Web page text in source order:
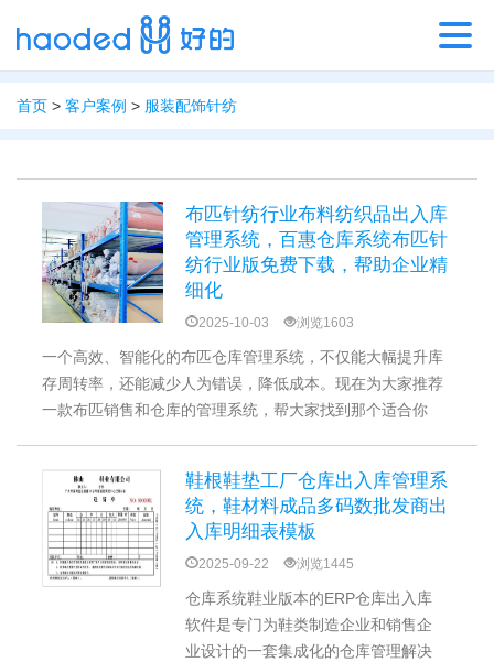
首页 > 客户案例 > 服装配饰针纺
布匹针纺行业布料纺织品出入库
管理系统，百惠仓库系统布匹针
纺行业版免费下载，帮助企业精
细化
2025-10-03 浏览1603
一个高效、智能化的布匹仓库管理系统，不仅能大幅提升库
存周转率，还能减少人为错误，降低成本。现在为大家推荐
一款布匹销售和仓库的管理系统，帮大家找到那个适合你
鞋根鞋垫工厂仓库出入库管理系
统，鞋材料成品多码数批发商出
入库明细表模板
2025-09-22 浏览1445
仓库系统鞋业版本的ERP仓库出入库
软件是专门为鞋类制造企业和销售企
业设计的一套集成化的仓库管理解决